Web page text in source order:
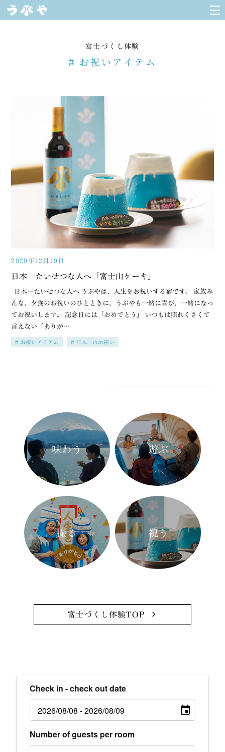
うぶやのお祝い
館内施設
お食事
お部屋
Q&A
ご予約・空室検索
富士づくし体験
# お祝いアイテム
2020年12月19日
日本一たいせつな人へ「富士山ケーキ」
日本一たいせつな人へ うぶやは、人生をお祝いする宿です。 家族み
んな、夕食のお祝いのひとときに、うぶやも一緒に喜び、一緒になっ
てお祝いします。 記念日には「おめでとう」 いつもは照れくさくて
言えない「ありが…
お祝いアイテム 日本一のお祝い
味わう 遊ぶ
撮る 祝う
富士づくし体験TOP
Check in - check out date
Number of guests per room